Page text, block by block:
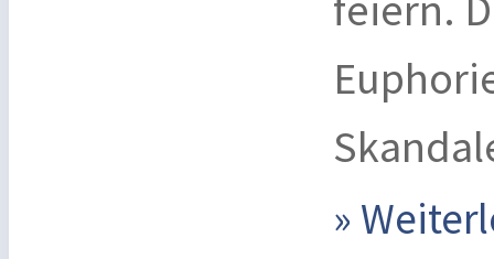
»